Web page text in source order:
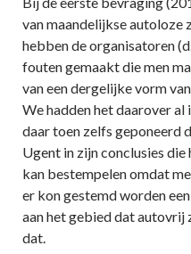
van maandelijkse autoloze
hebben de organisatoren
fouten gemaakt die men
van een dergelijke vorm
We hadden het daarover
daar toen zelfs geponeerd
Ugent in zijn conclusies
kan bestempelen omdat
er kon gestemd worden
aan het gebied dat autovrij
dat.